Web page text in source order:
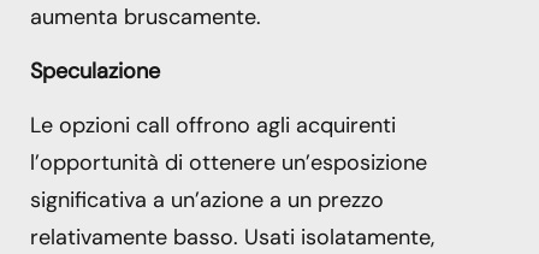
aumenta bruscamente.
Speculazione
Le opzioni call offrono agli acquirenti
l’opportunità di ottenere un’esposizione
significativa a un’azione a un prezzo
relativamente basso. Usati isolatamente,